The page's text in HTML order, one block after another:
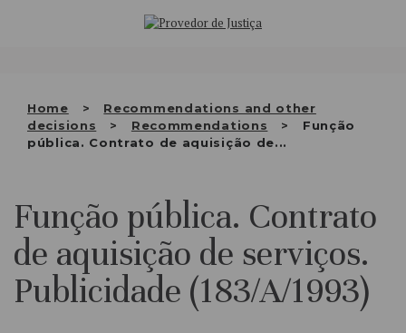
Home
Recommendations and other
decisions
Recommendations
Função
pública. Contrato de aquisição de...
WHO WE ARE
INSTITUTION
EN
Função pública. Contrato
de aquisição de serviços.
Publicidade (183/A/1993)